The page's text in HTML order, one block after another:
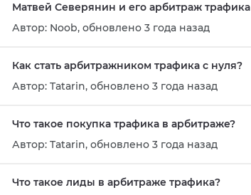
Матвей Северянин и его арбитраж трафика
Автор: Noob, обновлено 3 года назад
Как стать арбитражником трафика с нуля?
Автор: Tatarin, обновлено 3 года назад
Что такое покупка трафика в арбитраже?
Автор: Tatarin, обновлено 3 года назад
Что такое лиды в арбитраже трафика?